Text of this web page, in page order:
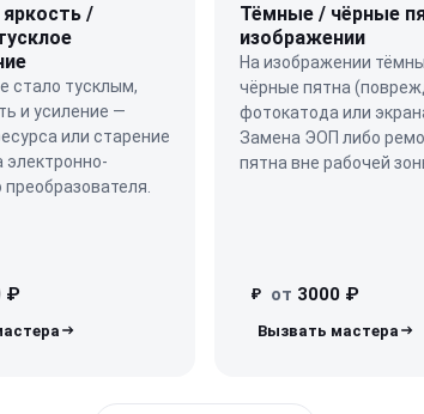
яркость /
стало тусклым,
и усиление —
или старение
₽
Тёмные / чёрные
изображении
На изображении
чёрные пятна
фотокатода или
Замена ЭОП либо
пятна вне рабочей
₽ от 3000 ₽